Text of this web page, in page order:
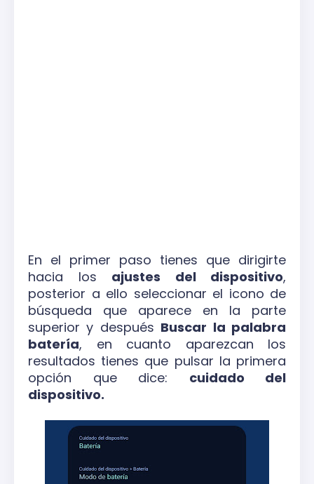
En el primer paso tienes que dirigirte
hacia los ajustes del dispositivo,
posterior a ello seleccionar el icono de
búsqueda que aparece en la parte
superior y después Buscar la palabra
batería, en cuanto aparezcan los
resultados tienes que pulsar la primera
opción que dice: cuidado del
dispositivo.